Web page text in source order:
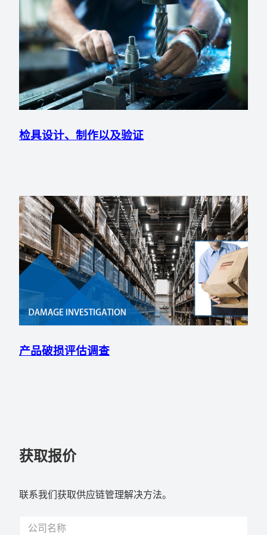
检具设计、制作以及验证
产品破损评估调查
获取报价
联系我们获取供应链管理解决方法。